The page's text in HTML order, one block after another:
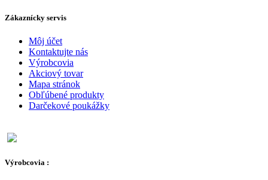
Zákaznícky servis
Môj účet
Kontaktujte nás
Výrobcovia
Akciový tovar
Mapa stránok
Obľúbené produkty
Darčekové poukážky
Výrobcovia :